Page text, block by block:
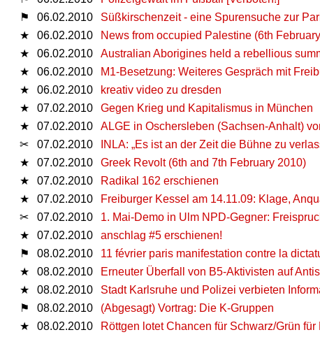
⚑
06.02.2010
Süßkirschenzeit - eine Spurensuche zur
★
06.02.2010
News from occupied Palestine (6th
★
06.02.2010
Australian Aborigines held a rebellious
★
06.02.2010
M1-Besetzung: Weiteres Gespräch mit
★
06.02.2010
kreativ video zu dresden
★
07.02.2010
Gegen Krieg und Kapitalismus in München
★
07.02.2010
ALGE in Oschersleben (Sachsen-Anhalt)
✂
07.02.2010
INLA: „Es ist an der Zeit die Bühne zu
★
07.02.2010
Greek Revolt (6th and 7th February 2010)
★
07.02.2010
Radikal 162 erschienen
★
07.02.2010
Freiburger Kessel am 14.11.09: Klage,
✂
07.02.2010
1. Mai-Demo in Ulm NPD-Gegner:
★
07.02.2010
anschlag #5 erschienen!
⚑
08.02.2010
11 février paris manifestation contre la
★
08.02.2010
Erneuter Überfall von B5-Aktivisten auf
★
08.02.2010
Stadt Karlsruhe und Polizei verbieten
⚑
08.02.2010
(Abgesagt) Vortrag: Die K-Gruppen
★
08.02.2010
Röttgen lotet Chancen für Schwarz/Grün für